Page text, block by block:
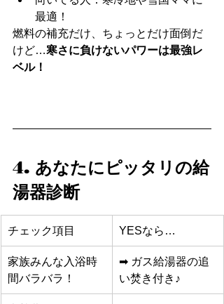
最適！
燃料の補充だけ、ちょっとだけ面倒だ
けど…寒さに負けないパワーは最強レ
ベル！
4. あなたにピッタリの給
湯器診断
チェック項目 YESなら…
家族みんな入浴時
間バラバラ！
➡ ガス給湯器の追
い焚き付き♪